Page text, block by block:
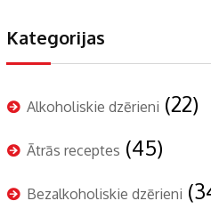
Kategorijas
Alkoholiskie dzērieni (22)
Ātrās receptes (45)
Bezalkoholiskie dzērieni